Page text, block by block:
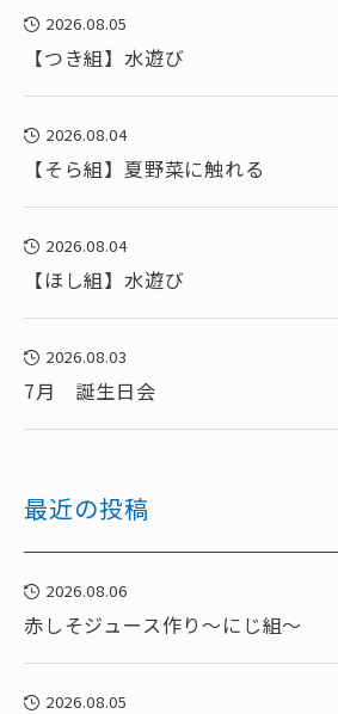
2026.08.05
【つき組】水遊び
2026.08.04
【そら組】夏野菜に触れる
2026.08.04
【ほし組】水遊び
2026.08.03
7月 誕生日会
最近の投稿
2026.08.06
赤しそジュース作り～にじ組～
2026.08.05